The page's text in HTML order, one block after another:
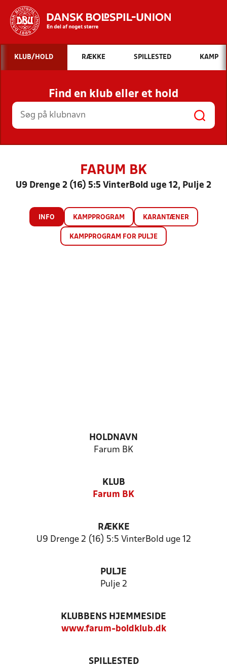
Hvad vil du søge efter?
INDHOLD OG NYHEDER
STILLINGER, RESULTATER, KLUBBER OG
HOLD
KLUB/HOLD RÆKKE SPILLESTED KAMP
Find en klub eller et hold
FARUM BK
U9 Drenge 2 (16) 5:5 VinterBold uge 12, Pulje 2
INFO KAMPPROGRAM KARANTÆNER
KAMPPROGRAM FOR PULJE
HOLDNAVN
Farum BK
KLUB
Farum BK
RÆKKE
U9 Drenge 2 (16) 5:5 VinterBold uge 12
PULJE
Pulje 2
KLUBBENS HJEMMESIDE
www.farum-boldklub.dk
SPILLESTED